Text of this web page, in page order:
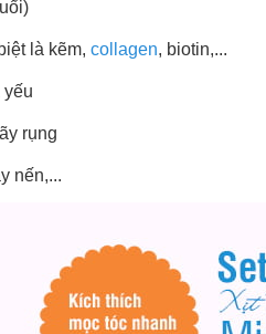
là kẽm, collagen, biotin,...
yếu
rụng
nến,...